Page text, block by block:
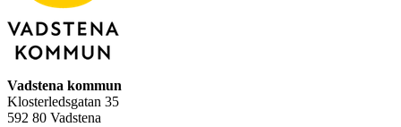
Vadstena kommun
Klosterledsgatan 35
592 80 Vadstena